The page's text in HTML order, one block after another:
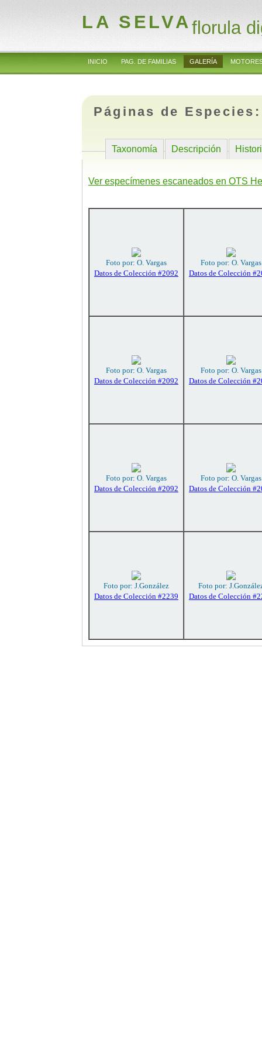
LA SELVAflorula
INICIO PAG. DE FAMILIAS GALERÍA
Páginas de
Taxonomía Descripción
Ver especímenes escaneados en OTS
Foto por: O. Vargas
Datos de Colección #2092
Foto por: O. Vargas
Datos de Colección
Foto por: O. Vargas
Datos de Colección #2092
Foto por: O. Vargas
Datos de Colección
Foto por: O. Vargas
Datos de Colección #2092
Foto por: O. Vargas
Datos de Colección
Foto por: J.González
Datos de Colección #2239
Foto por:
Datos de Colección